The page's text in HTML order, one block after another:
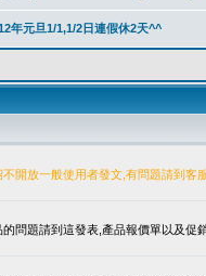
開放一般使用者發文,有問題請到客
問題請到這發表,產品報價單以及促